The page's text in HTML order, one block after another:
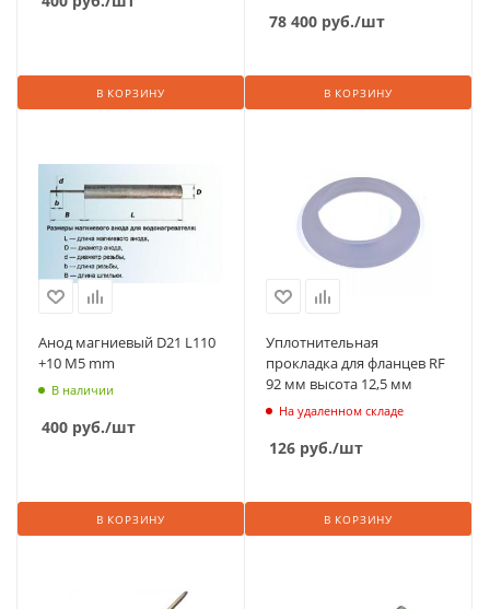
В КОРЗИНУ
78 400 руб./шт
В КОРЗИНУ
Анод магниевый D21 L110
+10 М5 mm
В наличии
400 руб./шт
В КОРЗИНУ
Уплотнительная
прокладка для фланцев RF
92 мм высота 12,5 мм
На удаленном складе
126 руб./шт
В КОРЗИНУ